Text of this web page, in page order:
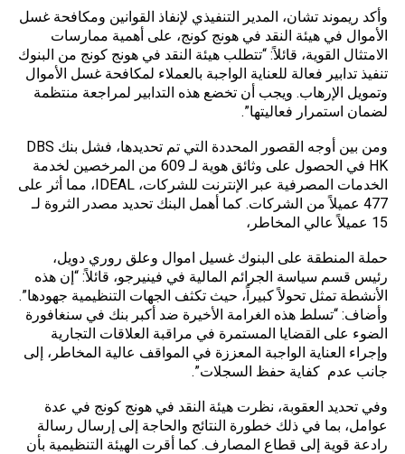
وأكد ريموند تشان، المدير التنفيذي لإنفاذ القوانين ومكافحة غسل
الأموال في هيئة النقد في هونج كونج، على أهمية ممارسات
الامتثال القوية، قائلاً: “تتطلب هيئة النقد في هونج كونج من البنوك
تنفيذ تدابير فعالة للعناية الواجبة بالعملاء لمكافحة غسل الأموال
وتمويل الإرهاب. ويجب أن تخضع هذه التدابير لمراجعة منتظمة
لضمان استمرار فعاليتها”.
ومن بين أوجه القصور المحددة التي تم تحديدها، فشل بنك DBS
HK في الحصول على وثائق هوية لـ 609 من المرخصين لخدمة
الخدمات المصرفية عبر الإنترنت للشركات، IDEAL، مما أثر على
477 عميلاً من الشركات. كما أهمل البنك تحديد مصدر الثروة لـ
15 عميلاً عالي المخاطر،
حملة المنطقة على البنوك غسيل اموال وعلق روري دويل،
رئيس قسم سياسة الجرائم المالية في فينيرجو، قائلاً: “إن هذه
الأنشطة تمثل تحولاً كبيراً، حيث تكثف الجهات التنظيمية جهودها”.
وأضاف: “تسلط هذه الغرامة الأخيرة ضد أكبر بنك في سنغافورة
الضوء على القضايا المستمرة في مراقبة العلاقات التجارية
وإجراء العناية الواجبة المعززة في المواقف عالية المخاطر، إلى
جانب عدم كفاية حفظ السجلات”.
وفي تحديد العقوبة، نظرت هيئة النقد في هونج كونج في عدة
عوامل، بما في ذلك خطورة النتائج والحاجة إلى إرسال رسالة
رادعة قوية إلى قطاع المصارف. كما أقرت الهيئة التنظيمية بأن